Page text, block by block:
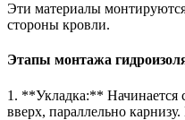
Эти материалы
стороны кровли.
Этапы монтажа
1. **Укладка:** Начинается
вверх, параллельно